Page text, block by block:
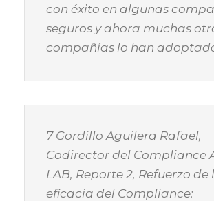
con éxito en algunas
seguros y ahora muchas
compañías lo han
7 Gordillo Aguilera Rafael,
Codirector del Compliance
LAB, Reporte 2, Refuerzo de
eficacia del Compliance: